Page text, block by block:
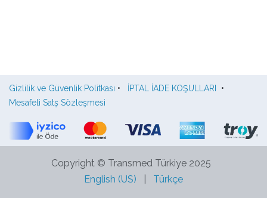
Gizlilik ve Güvenlik Politkası • İPTAL İADE KOŞULLARI
•
Mesafeli Satş Sözleşmesi
Copyright © Transmed Türkiye 2025
English (US)
Türkçe